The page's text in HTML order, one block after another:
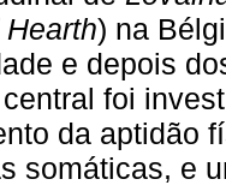
) na
e depois
foi
da aptidão
somáticas, e